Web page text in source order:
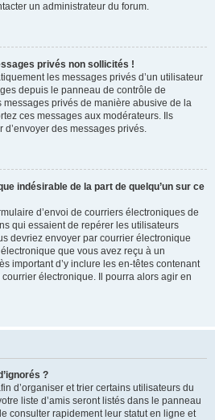
un administrateur du forum.
privés non sollicités !
les messages privés d’un utilisateur
depuis le panneau de contrôle de
messages privés de manière abusive de la
ces messages aux modérateurs. Ils
des messages privés.
indésirable de la part de quelqu’un sur ce
d’envoi de courriers électroniques de
qui essaient de repérer les utilisateurs
devriez envoyer par courrier électronique
que vous avez reçu à un
important d’y inclure les en-têtes contenant
électronique. Il pourra alors agir en
?
d’organiser et trier certains utilisateurs du
liste d’amis seront listés dans le panneau
consulter rapidement leur statut en ligne et